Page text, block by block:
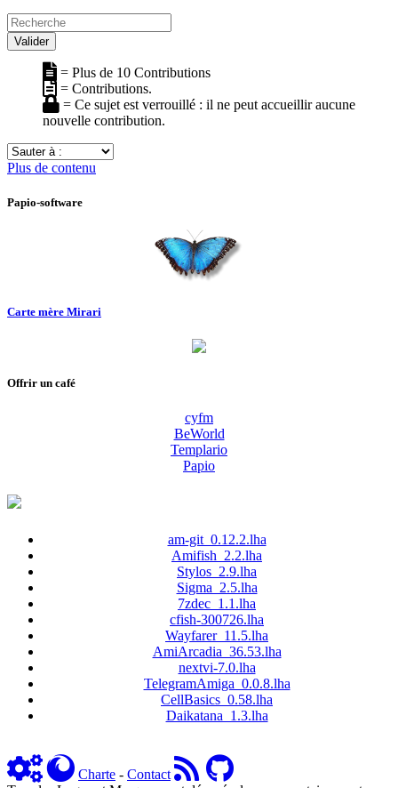
Recherche
Valider
= Plus de 10 Contributions
= Contributions.
= Ce sujet est verrouillé : il ne peut accueillir aucune
nouvelle contribution.
Sauter
à
Plus de contenu
Papio-software
Carte mère Mirari
Offrir un café
cyfm
BeWorld
Templario
Papio
am-git_0.12.2.lha
Amifish_2.2.lha
Stylos_2.9.lha
Sigma_2.5.lha
7zdec_1.1.lha
cfish-300726.lha
Wayfarer_11.5.lha
AmiArcadia_36.53.lha
nextvi-7.0.lha
TelegramAmiga_0.0.8.lha
CellBasics_0.58.lha
Daikatana_1.3.lha
Charte - Contact